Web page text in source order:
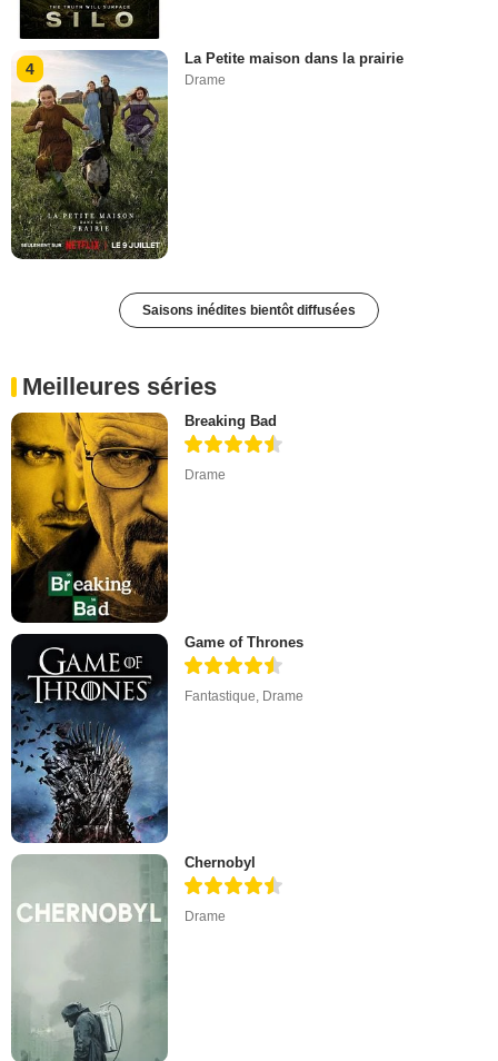
4
La Petite maison dans la prairie
Drame
Saisons inédites bientôt diffusées
Meilleures séries
Breaking Bad
Drame
Game of Thrones
Fantastique Drame
Chernobyl
Drame